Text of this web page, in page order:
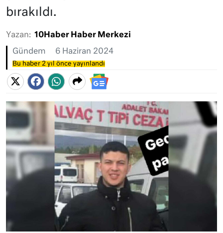
bırakıldı.
Yazan: 10Haber Haber Merkezi
Gündem 6 Haziran 2024
Bu haber 2 yıl önce yayınlandı